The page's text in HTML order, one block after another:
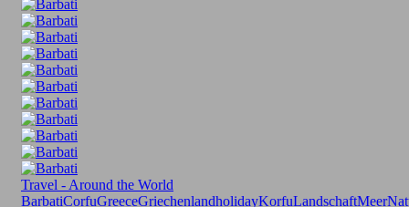
Travel - Around the World
BarbatiCorfuGreeceGriechenlandholidayKorfuLandschaftMeer